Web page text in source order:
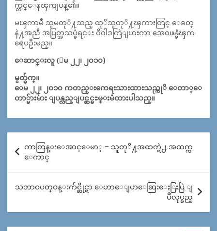
က္တင္ေနၾကျပန္၏။
မၾကာမီ သူမတုိ႔သည္ ထုိသူတုိ႔ၾကားတြင္ ေခတ္
နဲ႔အညီ အပြတ္အသပ္ခံရင္း ၀ိ၀ါဒကြဲျပားကာ အေ၀ဖန္ခံၾက
ရေပဦးမည္။
ေဆာင္းလူ (ေမ ၂၂၊ ၂၀၁၀)
မွတ္ခ်က္။
ေမ ၂၂၊ ၂၀၁၀ ကတည္းကေရးသားထားသည္ကုိ ေတာ္ေ
တာ္မ်ားမ်ား ျပန္လည္ျပင္ဆင္မႊမ္းမံထားပါသည္။
navigation
ကာတြန္းေအာင္ေမာ္ – သူတုိ႔အထက္ရဲ႕ အထက္က
ေကာင္
သဘာဝပတ္ဝန္းက်င္ဆိုင္ရာ ေဟာေျပာေဆြးေႏြးပြဲ ျ
ပဳလုပ္မည္